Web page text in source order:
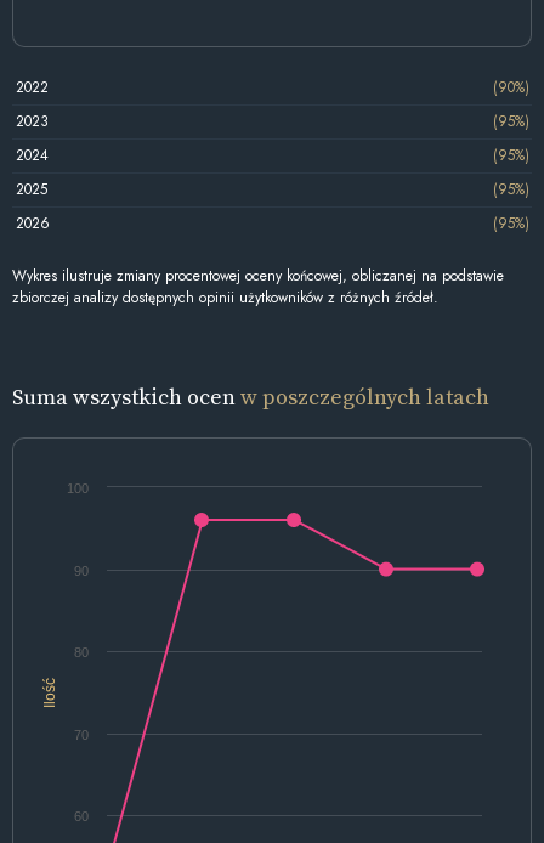
2022
(90%)
2023
(95%)
2024
(95%)
2025
(95%)
2026
(95%)
Wykres ilustruje zmiany procentowej oceny końcowej, obliczanej na podstawie
zbiorczej analizy dostępnych opinii użytkowników z różnych źródeł.
Suma wszystkich ocenw poszczególnych latach
Ilość
60
70
80
90
100